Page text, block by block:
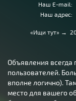
Наш E-mail:
Наш адрес:
«Ищи тут» →
Объявления всегда
пользователей.
вполне логично).
место для вашего